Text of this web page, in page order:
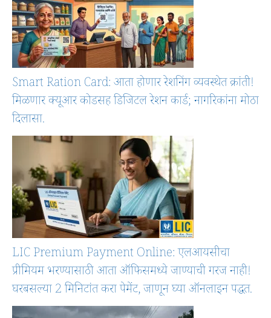
Smart Ration Card: आता होणार रेशनिंग व्यवस्थेत क्रांती!
मिळणार क्यूआर कोडसह डिजिटल रेशन कार्ड; नागरिकांना मोठा
दिलासा.
LIC Premium Payment Online: एलआयसीचा
प्रीमियम भरण्यासाठी आता ऑफिसमध्ये जाण्याची गरज नाही!
घरबसल्या 2 मिनिटांत करा पेमेंट, जाणून घ्या ऑनलाइन पद्धत.